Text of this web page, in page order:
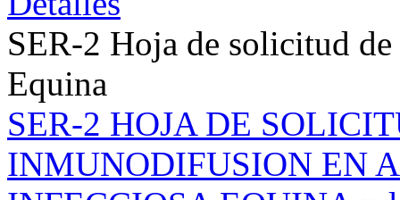
SER-2 Hoja de solicitud
Equina
SER-2 HOJA DE
INMUNODIFUSION EN